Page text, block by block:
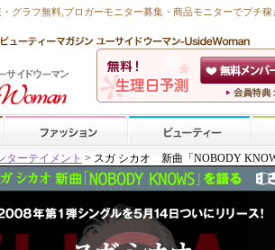
グラフ無料 ,ブロガーモニター募集・商品モニターでプチ稼
ターテイメント > スガ シカオ 新曲「NOBODY